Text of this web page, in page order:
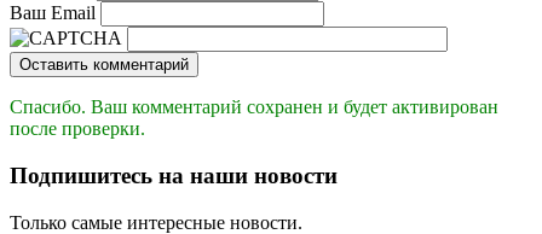
Ваш Email
Оставить комментарий
Спасибо. Ваш комментарий сохранен и будет активирован
после проверки.
Подпишитесь на наши новости
Только самые интересные новости.